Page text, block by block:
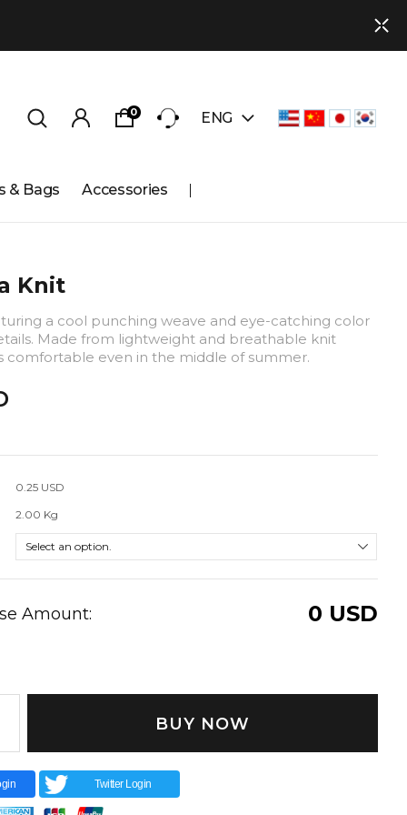
0 ENG
& Bags Accessories
Knit
a cool punching weave and eye-catching color
Made from lightweight and breathable knit
comfortable even in the middle of summer.
0.25 USD
2.00 Kg
Amount: 0 USD
BUY NOW
Twitter Login